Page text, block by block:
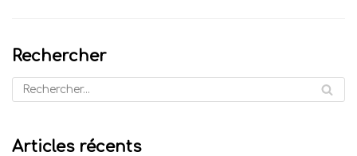
Rechercher
Articles récents